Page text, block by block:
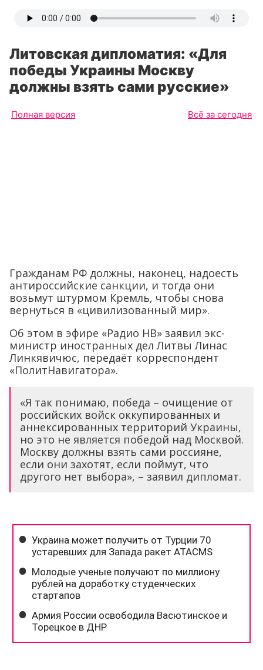
Литовская дипломатия: «Для
победы Украины Москву
должны взять сами русские»
Полная версия Всё за сегодня
Гражданам РФ должны, наконец, надоесть
антироссийские санкции, и тогда они
возьмут штурмом Кремль, чтобы снова
вернуться в «цивилизованный мир».
Об этом в эфире «Радио НВ» заявил экс-
министр иностранных дел Литвы Линас
Линкявичюс, передаёт корреспондент
«ПолитНавигатора».
«Я так понимаю, победа – очищение от
российских войск оккупированных и
аннексированных территорий Украины,
но это не является победой над Москвой.
Москву должны взять сами россияне,
если они захотят, если поймут, что
другого нет выбора», – заявил дипломат.